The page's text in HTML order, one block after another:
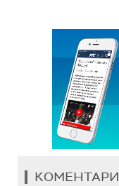
КОМЕНТАРИ